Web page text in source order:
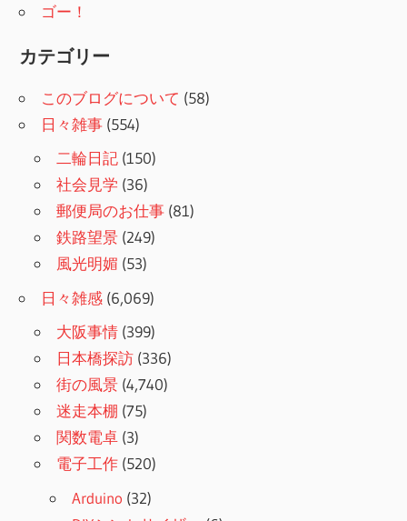
ゴー！
カテゴリー
このブログについて (58)
日々雑事 (554)
二輪日記 (150)
社会見学 (36)
郵便局のお仕事 (81)
鉄路望景 (249)
風光明媚 (53)
日々雑感 (6,069)
大阪事情 (399)
日本橋探訪 (336)
街の風景 (4,740)
迷走本棚 (75)
関数電卓 (3)
電子工作 (520)
Arduino (32)